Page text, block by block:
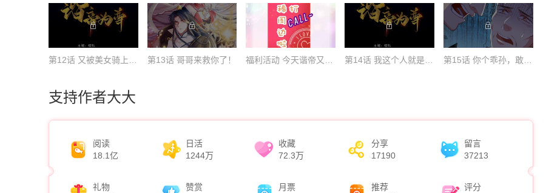
第13话 哥哥来救你了！ 第15话 你个乖孙，敢对爷爷不敬？
支持作者大大
阅读
18.1亿
日活
1244万
收藏
72.3万
分享
17190
留言
37213
礼物
赞赏
月票
推荐
评分